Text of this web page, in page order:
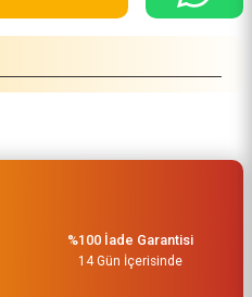
%100 İade Garantisi
14 Gün İçerisinde